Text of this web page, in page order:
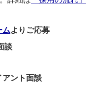
ムよりご応募
談
ト面談